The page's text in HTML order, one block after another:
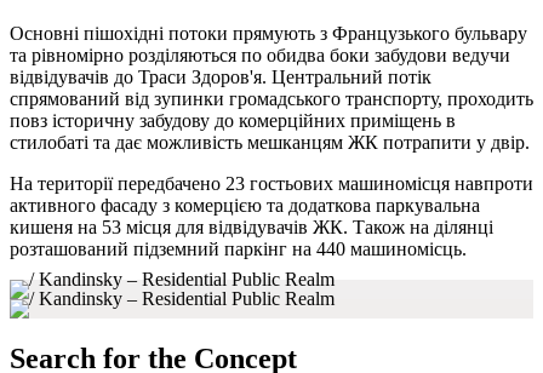
Основні пішохідні потоки прямують з Французького бульвару
та рівномірно розділяються по обидва боки забудови ведучи
відвідувачів до Траси Здоров'я. Центральний потік
спрямований від зупинки громадського транспорту, проходить
повз історичну забудову до комерційних приміщень в
стилобаті та дає можливість мешканцям ЖК потрапити у двір.
На території передбачено 23 гостьових машиномісця навпроти
активного фасаду з комерцією та додаткова паркувальна
кишеня на 53 місця для відвідувачів ЖК. Також на ділянці
розташований підземний паркінг на 440 машиномісць.
Search for the Concept